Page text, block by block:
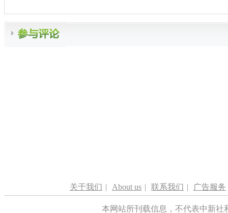
关于我们 | About us | 联系我们 | 广告服务
本网站所刊载信息，不代表中新